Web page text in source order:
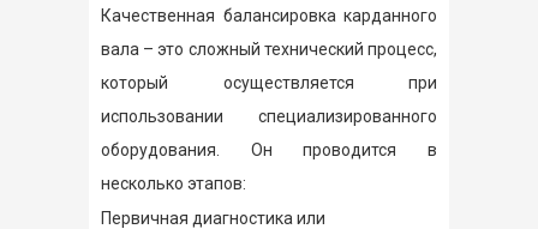
Качественная балансировка карданного
вала – это сложный технический процесс,
который осуществляется при
использовании специализированного
оборудования. Он проводится в
несколько этапов:
Первичная диагностика или